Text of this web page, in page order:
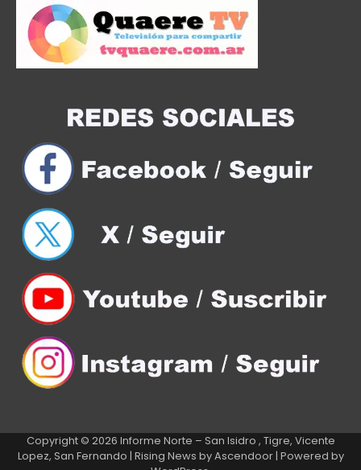
Copyright © 2026 Informe Norte – San Isidro , Tigre, Vicente
Lopez, San Fernando | Rising News byAscendoor| Powered by